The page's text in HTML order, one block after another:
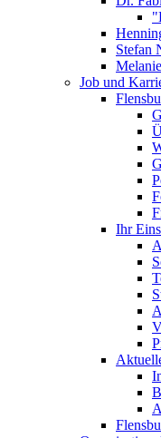
Stefan
Job und
Ihr